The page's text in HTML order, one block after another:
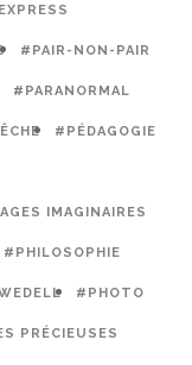
#PAIR-NON-PAIR
#PARANORMAL
#PÉDAGOGIE
IMAGINAIRES
#PHILOSOPHIE
#PHOTO
PRÉCIEUSES